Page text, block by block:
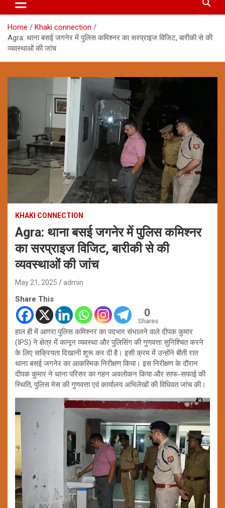
Home
Khaki connection
Agra: थाना बसई जगनेर में पुलिस कमिश्नर का सरप्राइज विजिट, बारीकी से की
व्यवस्थाओं की जांच
KHAKI CONNECTION
Agra: थाना बसई जगनेर में पुलिस कमिश्नर
का सरप्राइज विजिट, बारीकी से की
व्यवस्थाओं की जांच
May 21, 2025 admin
Share This
0
Shares
हाल ही में आगरा पुलिस कमिश्नर का पदभार संभालने वाले दीपक कुमार
(IPS) ने क्षेत्र में कानून व्यवस्था और पुलिसिंग की गुणवत्ता सुनिश्चित करने
के लिए सक्रियता दिखानी शुरू कर दी है। इसी क्रम में उन्होंने बीती रात
थाना बसई जगनेर का आकस्मिक निरीक्षण किया। इस निरीक्षण के दौरान
दीपक कुमार ने थाना परिसर का गहन अवलोकन किया और साफ-सफाई की
स्थिति, पुलिस मेस की गुणवत्ता एवं कार्यालय अभिलेखों की विधिवत जांच की।